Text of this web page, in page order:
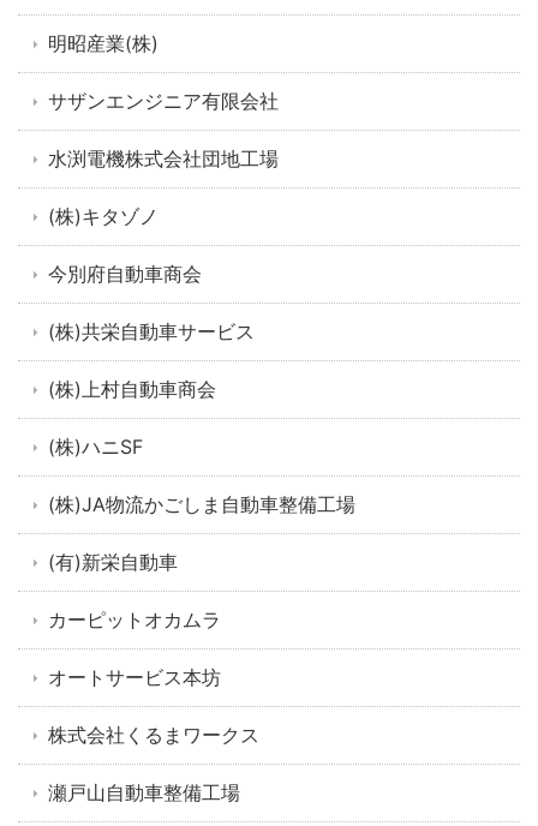
明昭産業(株)
サザンエンジニア有限会社
水渕電機株式会社団地工場
(株)キタゾノ
今別府自動車商会
(株)共栄自動車サービス
(株)上村自動車商会
(株)ハニSF
(株)JA物流かごしま自動車整備工場
(有)新栄自動車
カーピットオカムラ
オートサービス本坊
株式会社くるまワークス
瀬戸山自動車整備工場